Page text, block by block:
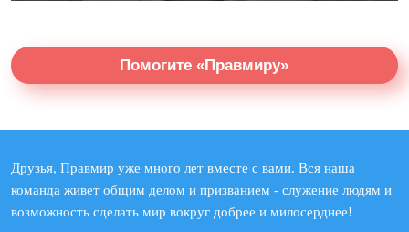
Помогите «Правмиру»
Друзья, Правмир уже много лет вместе с вами. Вся наша
команда живет общим делом и призванием - служение людям и
возможность сделать мир вокруг добрее и милосерднее!